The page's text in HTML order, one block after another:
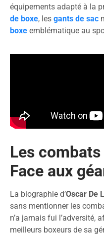
équipements adapté à la
de boxe, les gants de sac
boxe emblématique au
Les
Face aux
La biographie d’Oscar De
sans mentionner les
n’a jamais fui l’adversité,
meilleurs boxeurs de sa